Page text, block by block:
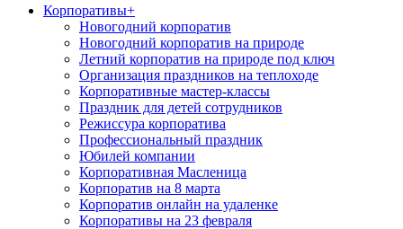
Корпоративы+
Новогодний корпоратив
Новогодний корпоратив на природе
Летний корпоратив на природе под ключ
Организация праздников на теплоходе
Корпоративные мастер-классы
Праздник для детей сотрудников
Режиссура корпоратива
Профессиональный праздник
Юбилей компании
Корпоративная Масленица
Корпоратив на 8 марта
Корпоратив онлайн на удаленке
Корпоративы на 23 февраля